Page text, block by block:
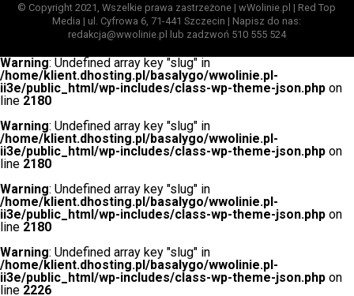
© Copyright 2021, Wszelkie prawa zastrzeżone | wWolinie.pl | Red Top
Media | ul. Cyfrowa 6, 71-441 Szczecin | Napisz do nas:
redakcja@wwolinie.pl lub zadzwoń 510 555 524
Warning: Undefined array key "slug" in
/home/klient.dhosting.pl/basalygo/wwolinie.pl-
ii3e/public_html/wp-includes/class-wp-theme-json.php on
line 2180
Warning: Undefined array key "slug" in
/home/klient.dhosting.pl/basalygo/wwolinie.pl-
ii3e/public_html/wp-includes/class-wp-theme-json.php on
line 2180
Warning: Undefined array key "slug" in
/home/klient.dhosting.pl/basalygo/wwolinie.pl-
ii3e/public_html/wp-includes/class-wp-theme-json.php on
line 2180
Warning: Undefined array key "slug" in
/home/klient.dhosting.pl/basalygo/wwolinie.pl-
ii3e/public_html/wp-includes/class-wp-theme-json.php on
line 2226